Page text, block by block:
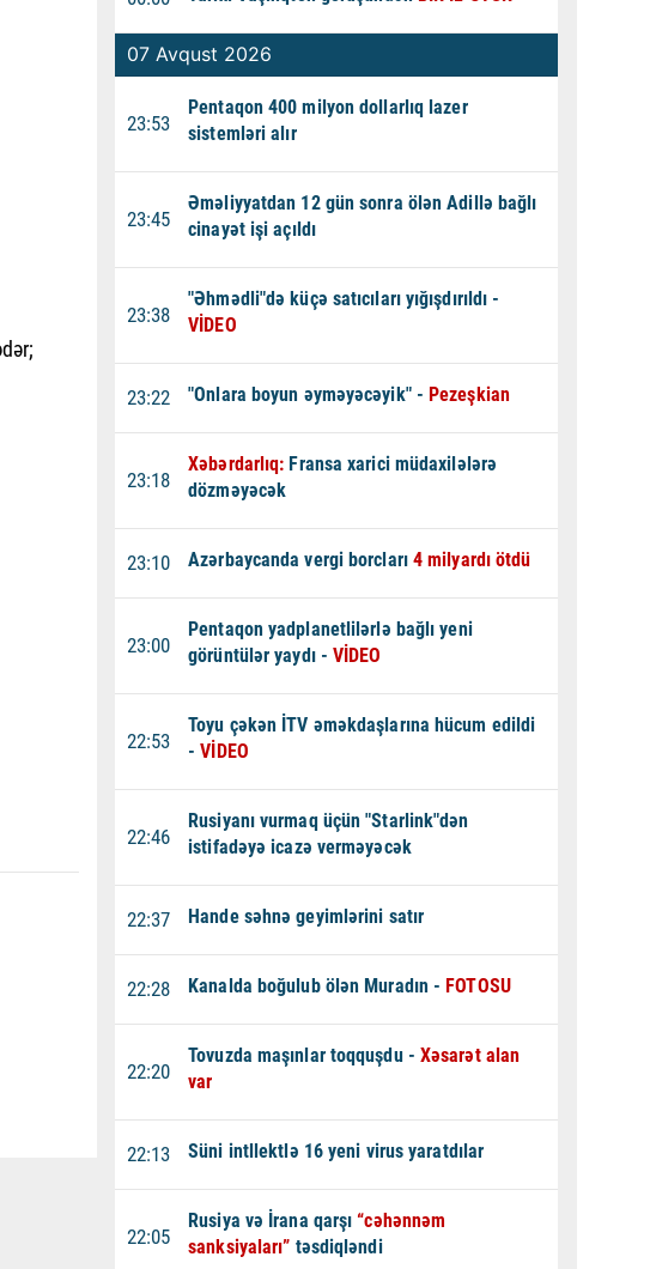
07 Avqust 2026
23:53
Pentaqon 400 milyon dollarlıq lazer
sistemləri alır
23:45
Əməliyyatdan 12 gün sonra ölən Adillə bağlı
cinayət işi açıldı
23:38
"Əhmədli"də küçə satıcıları yığışdırıldı -
VİDEO
23:22 "Onlara boyun əyməyəcəyik" - Pezeşkian
23:18
Xəbərdarlıq: Fransa xarici müdaxilələrə
dözməyəcək
23:10 Azərbaycanda vergi borcları 4 milyardı ötdü
23:00
Pentaqon yadplanetlilərlə bağlı yeni
görüntülər yaydı -VİDEO
22:53
Toyu çəkən İTV əməkdaşlarına hücum edildi
- VİDEO
22:46
Rusiyanı vurmaq üçün "Starlink"dən
istifadəyə icazə verməyəcək
22:37 Hande səhnə geyimlərini satır
22:28 Kanalda boğulub ölən Muradın - FOTOSU
22:20
Tovuzda maşınlar toqquşdu - Xəsarət alan
var
22:13 Süni intllektlə 16 yeni virus yaratdılar
22:05
Rusiya və İrana qarşı “cəhənnəm
sanksiyaları” təsdiqləndi